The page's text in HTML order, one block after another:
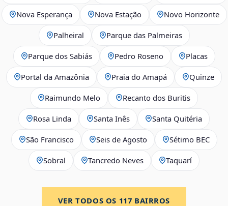
Nova Esperança Nova Estação Novo Horizonte
Palheiral Parque das Palmeiras
Parque dos Sabiás Pedro Roseno Placas
Portal da Amazônia Praia do Amapá Quinze
Raimundo Melo Recanto dos Buritis
Rosa Linda Santa Inês Santa Quitéria
São Francisco Seis de Agosto Sétimo BEC
Sobral Tancredo Neves Taquarí
VER TODOS OS 117 BAIRROS